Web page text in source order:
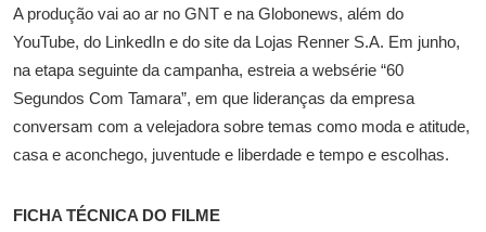
A produção vai ao ar no GNT e na Globonews, além do
YouTube, do LinkedIn e do site da Lojas Renner S.A. Em junho,
na etapa seguinte da campanha, estreia a websérie “60
Segundos Com Tamara”, em que lideranças da empresa
conversam com a velejadora sobre temas como moda e atitude,
casa e aconchego, juventude e liberdade e tempo e escolhas.
FICHA TÉCNICA DO FILME